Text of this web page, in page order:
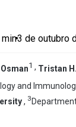
min•3 de outubro
Osman1 , Tristan
and
, 3